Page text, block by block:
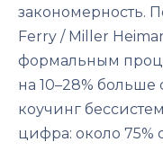
закономерность.
Ferry / Miller
формальным
на 10–28% больше
коучинг
цифра: около 75%